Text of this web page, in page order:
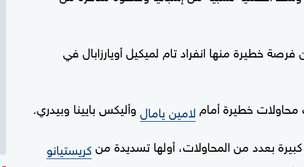
خطيرة منها انفراد تام لميكيل أويارزابال في
خطيرة أمام لامين يامال وأليكس بايينا وبيدري.
بعدد من المحاولات، أولها تسديدة من كريستيانو